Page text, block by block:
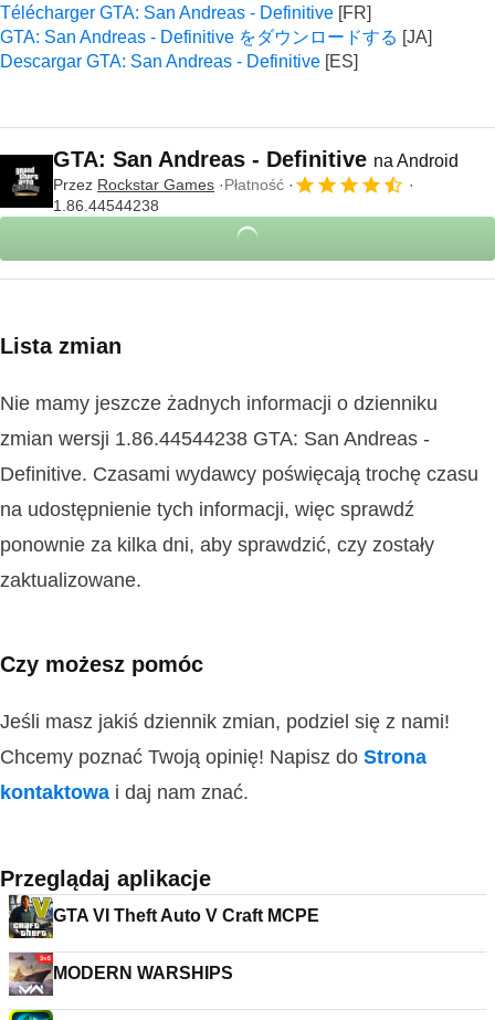
Télécharger GTA: San Andreas - Definitive
GTA: San Andreas - Definitive をダウンロードする
Descargar GTA: San Andreas - Definitive
GTA: San Andreas - Definitive na Android
Przez Rockstar Games
Płatność
1.86.44544238
Lista zmian
Nie mamy jeszcze żadnych informacji o dzienniku
zmian wersji 1.86.44544238 GTA: San Andreas -
Definitive. Czasami wydawcy poświęcają trochę czasu
na udostępnienie tych informacji, więc sprawdź
ponownie za kilka dni, aby sprawdzić, czy zostały
zaktualizowane.
Czy możesz pomóc
Jeśli masz jakiś dziennik zmian, podziel się z nami!
Chcemy poznać Twoją opinię! Napisz do Strona
kontaktowa i daj nam znać.
Przeglądaj aplikacje
GTA VI Theft Auto V Craft MCPE
MODERN WARSHIPS